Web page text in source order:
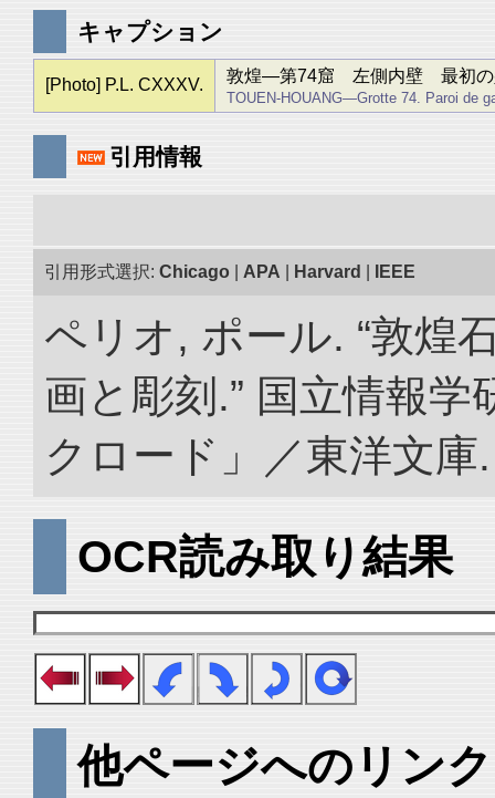
キャプション
[Photo] P.L. CXXXV. 敦煌―第74窟 左側内壁 最初の
TOUEN-HOUANG―Grotte 74. Paroi de
引用情報
引用形式選択: Chicago APA Harvard IEEE
ペリオ, ポール. “敦煌
画と彫刻.” 国立情報
クロード」／東洋文
OCR読み取り結果
他ページへのリンク